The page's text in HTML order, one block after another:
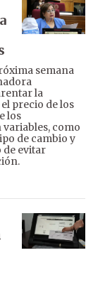
semana
la
precio de los
los
como
de cambio y
de evitar